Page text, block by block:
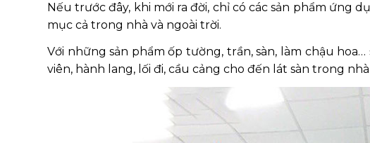
Nếu trước đây, khi mới ra đời, chỉ có các sản phẩm ứng
mục cả trong nhà và ngoài trời.
Với những sản phẩm ốp tường, trần, sàn, làm chậu
viên, hành lang, lối đi, cầu cảng cho đến lát sàn trong